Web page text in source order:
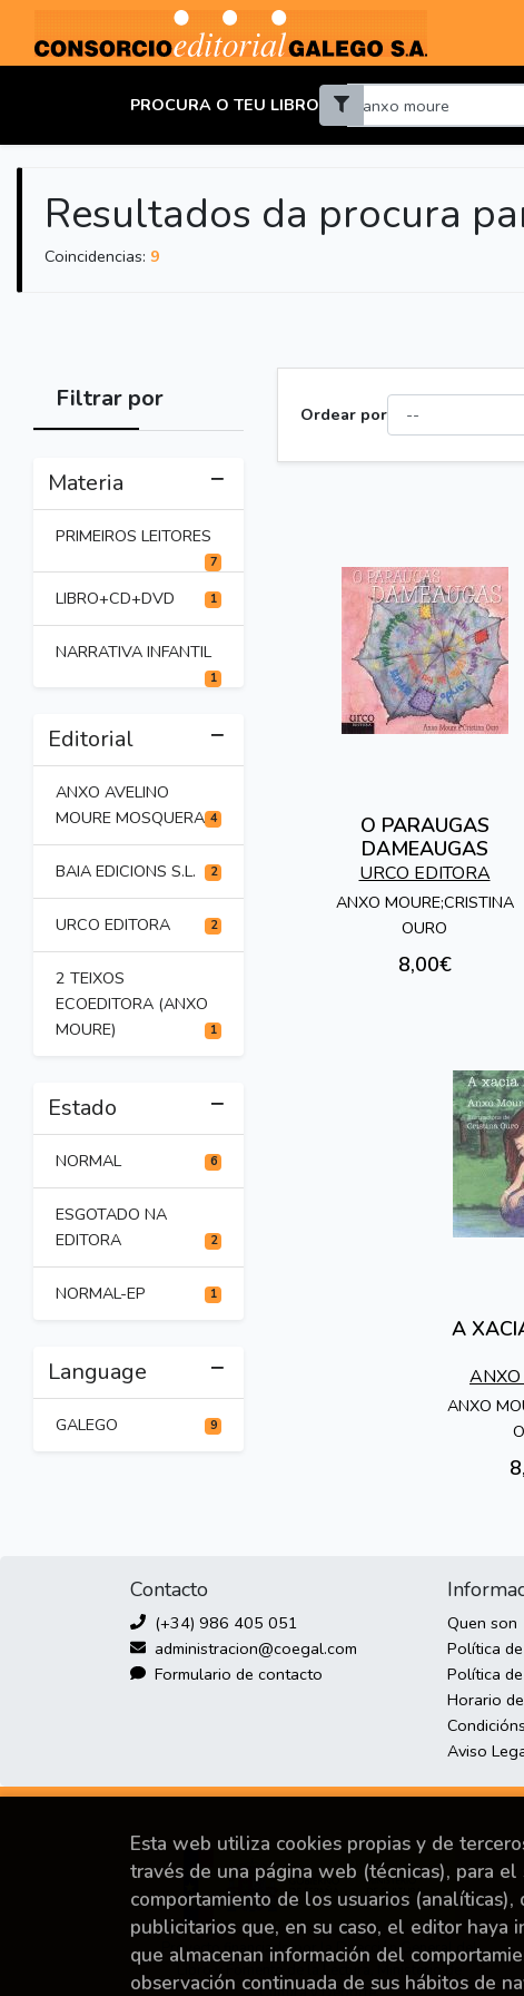
PROCURA O TEU LIBRO
Resultados da procura
Coincidencias: 9
Filtrar por
Materia
PRIMEIROS LEITORES
7
LIBRO+CD+DVD 1
NARRATIVA INFANTIL
1
Editorial
ANXO AVELINO
MOURE MOSQUERA 4
BAIA EDICIONS S.L. 2
URCO EDITORA 2
2 TEIXOS
ECOEDITORA (ANXO
MOURE)
1
Estado
NORMAL 6
ESGOTADO NA
EDITORA
2
NORMAL-EP 1
Language
GALEGO 9
Ordear por
O PARAUGAS
DAMEAUGAS
URCO EDITORA
ANXO MOURE;CRISTINA
OURO
8,00€
A
MOURE
ANXO
Contacto
(+34) 986 405 051
administracion@coegal.com
Formulario de contacto
Quen son
Política
Política
Horario
Aviso
Proyecto financiado por la Dirección General del
Libro y Fomento de la Lectura, Ministerio de
Esta web utiliza cookies propias y de
través de una página web (técnicas), para
comportamiento de los usuarios
publicitarios que, en su caso, el editor haya
que almacenan información del
observación continuada de sus hábitos de